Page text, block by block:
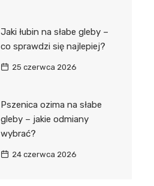
Jaki łubin na słabe gleby –
co sprawdzi się najlepiej?
25 czerwca 2026
Pszenica ozima na słabe
gleby – jakie odmiany
wybrać?
24 czerwca 2026